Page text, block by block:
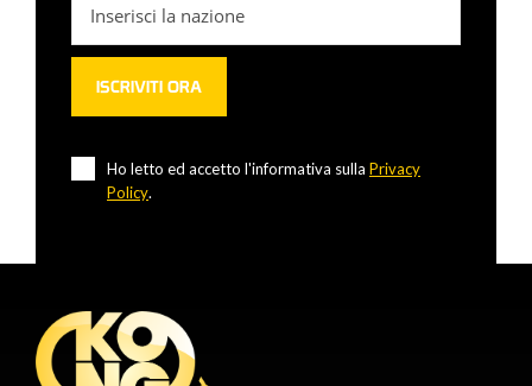
Ho letto ed accetto l'informativa sulla Privacy
Policy.